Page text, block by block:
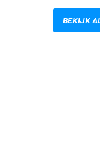
BEKIJK